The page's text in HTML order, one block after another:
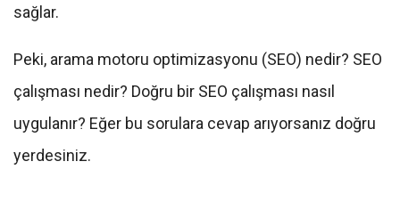
sağlar.
Peki, arama motoru optimizasyonu (SEO) nedir? SEO
çalışması nedir? Doğru bir SEO çalışması nasıl
uygulanır? Eğer bu sorulara cevap arıyorsanız doğru
yerdesiniz.